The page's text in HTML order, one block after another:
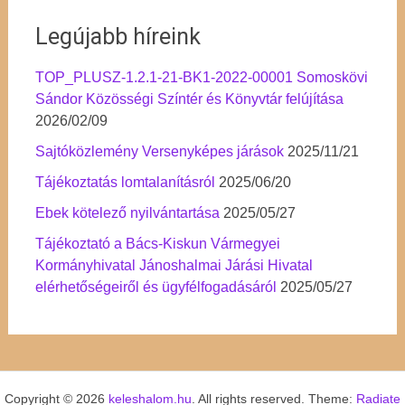
Legújabb híreink
TOP_PLUSZ-1.2.1-21-BK1-2022-00001 Somoskövi
Sándor Közösségi Színtér és Könyvtár felújítása
2026/02/09
Sajtóközlemény Versenyképes járások 2025/11/21
Tájékoztatás lomtalanításról 2025/06/20
Ebek kötelező nyilvántartása 2025/05/27
Tájékoztató a Bács-Kiskun Vármegyei
Kormányhivatal Jánoshalmai Járási Hivatal
elérhetőségeiről és ügyfélfogadásáról 2025/05/27
Copyright © 2026 keleshalom.hu . All rights reserved. Theme: Radiate